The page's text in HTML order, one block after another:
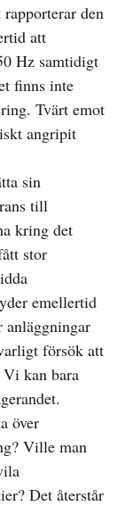
den
att
Hz samtidigt
finns inte
Tvärt emot
angripit
sin
till
kring det
stor
emellertid
anläggningar
försök att
kan bara
över
Ville man
Det återstår